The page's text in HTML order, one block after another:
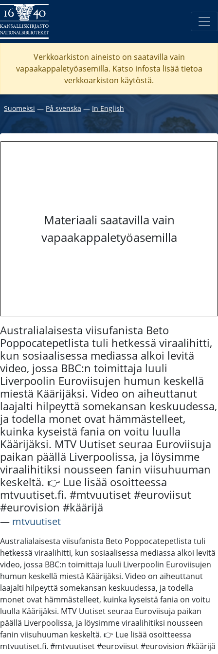
Verkkoarkiston aineisto on saatavilla vain
vapaakappaletyöasemilla. Katso infosta lisää tietoa
verkkoarkiston käytöstä.
Suomeksi ― På svenska ― In English
Materiaali saatavilla vain
vapaakappaletyöasemilla
Australialaisesta viisufanista Beto
Poppocatepetlista tuli hetkessä viraalihitti,
kun sosiaalisessa mediassa alkoi levitä
video, jossa BBC:n toimittaja luuli
Liverpoolin Euroviisujen humun keskellä
miestä Käärijäksi. Video on aiheuttanut
laajalti hilpeyttä somekansan keskuudessa,
ja todella monet ovat hämmästelleet,
kuinka kyseistä fania on voitu luulla
Käärijäksi. MTV Uutiset seuraa Euroviisuja
paikan päällä Liverpoolissa, ja löysimme
viraalihitiksi nousseen fanin viisuhuuman
keskeltä. 👉 Lue lisää osoitteessa
mtvuutiset.fi. #mtvuutiset #euroviisut
#eurovision #käärijä
― mtvuutiset
Australialaisesta viisufanista Beto Poppocatepetlista tuli
hetkessä viraalihitti, kun sosiaalisessa mediassa alkoi levitä
video, jossa BBC:n toimittaja luuli Liverpoolin Euroviisujen
humun keskellä miestä Käärijäksi. Video on aiheuttanut
laajalti hilpeyttä somekansan keskuudessa, ja todella
monet ovat hämmästelleet, kuinka kyseistä fania on voitu
luulla Käärijäksi. MTV Uutiset seuraa Euroviisuja paikan
päällä Liverpoolissa, ja löysimme viraalihitiksi nousseen
fanin viisuhuuman keskeltä. 👉 Lue lisää osoitteessa
mtvuutiset.fi. #mtvuutiset #euroviisut #eurovision #käärijä